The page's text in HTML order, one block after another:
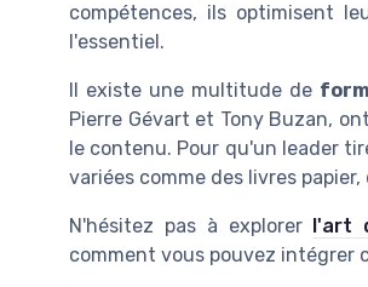
compétences, ils optimisent
l'essentiel.
Il existe une multitude de
Pierre Gévart et Tony Buzan,
le contenu. Pour qu'un leader
variées comme des livres
N'hésitez pas à explorer l'art
comment vous pouvez intégrer